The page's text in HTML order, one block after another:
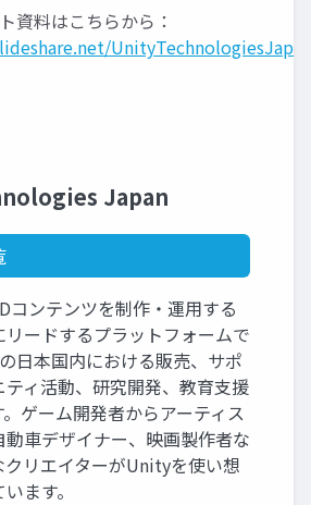
資料はこちらから：
Japan
コンテンツを制作・運用する
リードするプラットフォームで
日本国内における販売、サポ
ィ活動、研究開発、教育支援
ゲーム開発者からアーティス
動車デザイナー、映画製作者な
クリエイターがUnityを使い想
ます。